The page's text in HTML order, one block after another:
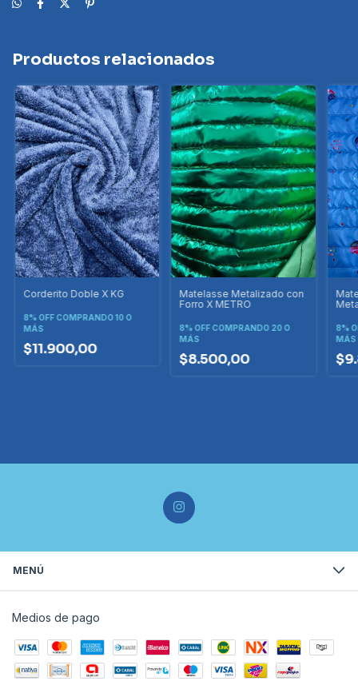
Productos relacionados
Corderito Doble X KG
8% OFF COMPRANDO 10 O
MÁS
$11.900,00
Matelasse Metalizado con
Forro X METRO
8% OFF COMPRANDO 20 O
MÁS
$8.500,00
8%
MÁS
MENÚ
Medios de pago